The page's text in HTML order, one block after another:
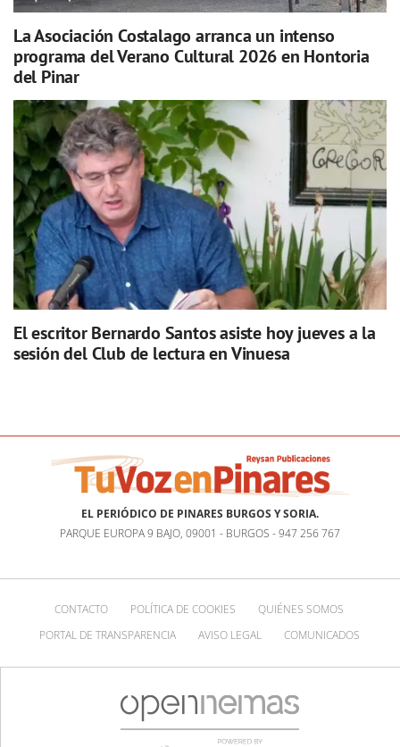
La Asociación Costalago arranca un intenso
programa del Verano Cultural 2026 en Hontoria
del Pinar
El escritor Bernardo Santos asiste hoy jueves a la
sesión del Club de lectura en Vinuesa
EL PERIÓDICO DE PINARES BURGOS Y SORIA.
PARQUE EUROPA 9 BAJO, 09001 - BURGOS - 947 256 767
CONTACTO POLÍTICA DE COOKIES
QUIÉNES SOMOS
PORTAL DE TRANSPARENCIA
AVISO LEGAL COMUNICADOS